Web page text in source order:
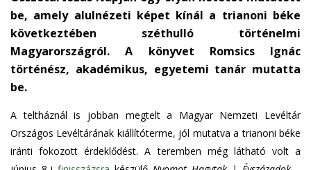
s
n
d
-
m
a
be, amely alulnézeti képet kínál a trianoni béke
következtében széthulló történelmi
Magyarországról. A könyvet Romsics Ignác
történész, akadémikus, egyetemi tanár mutatta
be.
A teltháznál is jobban megtelt a Magyar Nemzeti Levéltár
Országos Levéltárának kiállítóterme, jól mutatva a trianoni béke
iránti fokozott érdeklődést. A teremben még látható volt a